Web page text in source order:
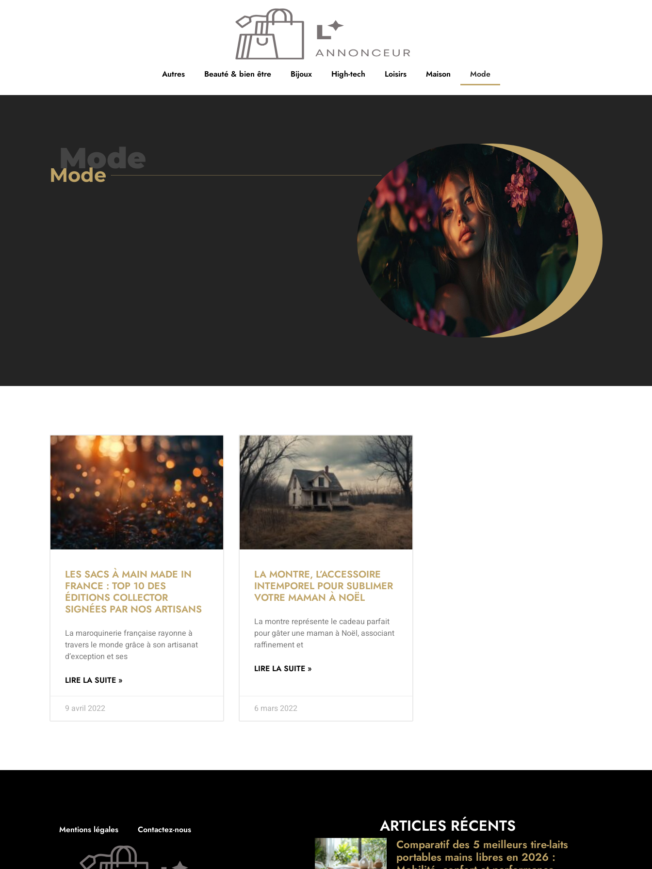
Autres Beauté & bien être Bijoux High-tech Loisirs Maison Mode
Mode
Mode
LES SACS À MAIN MADE IN
FRANCE : TOP 10 DES
ÉDITIONS COLLECTOR
SIGNÉES PAR NOS ARTISANS
La maroquinerie française rayonne à
travers le monde grâce à son artisanat
d’exception et ses
LIRE LA SUITE »
9 avril 2022
LA MONTRE, L’ACCESSOIRE
INTEMPOREL POUR SUBLIMER
VOTRE MAMAN À NOËL
La montre représente le cadeau parfait
pour gâter une maman à Noël, associant
raffinement et
LIRE LA SUITE »
6 mars 2022
Mentions légales Contactez-nous ARTICLES RÉCENTS
Comparatif des 5 meilleurs tire-laits
portables mains libres en 2026 :